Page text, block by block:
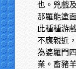
也。兇戲
那羅能塗
此種種游
不應親近
為婆羅門
業。畜豬